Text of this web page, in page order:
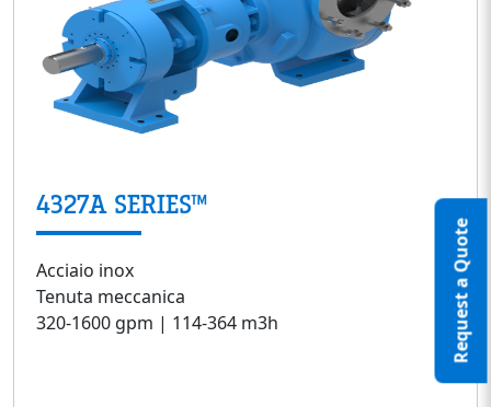
Request a Quote
4327A SERIES™
Acciaio inox
Tenuta meccanica
320-1600 gpm | 114-364 m3h